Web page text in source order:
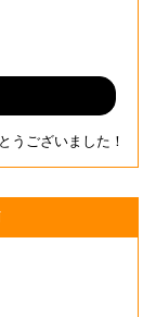
うございました！